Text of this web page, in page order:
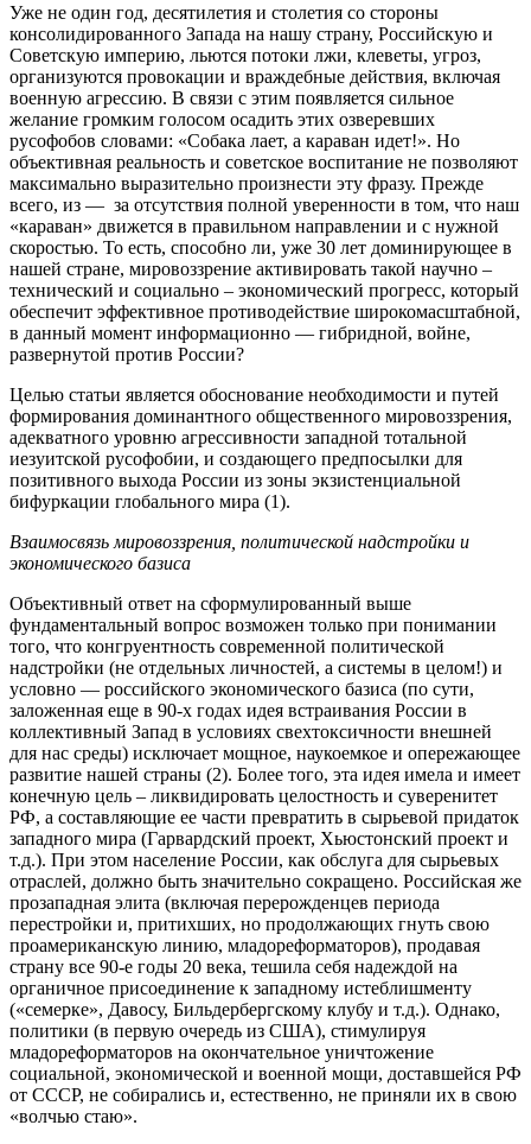
Уже не один год, десятилетия и столетия со стороны
консолидированного Запада на нашу страну, Российскую и
Советскую империю, льются потоки лжи, клеветы, угроз,
организуются провокации и враждебные действия, включая
военную агрессию. В связи с этим появляется сильное
желание громким голосом осадить этих озверевших
русофобов словами: «Собака лает, а караван идет!». Но
объективная реальность и советское воспитание не позволяют
максимально выразительно произнести эту фразу. Прежде
всего, из — за отсутствия полной уверенности в том, что наш
«караван» движется в правильном направлении и с нужной
скоростью. То есть, способно ли, уже 30 лет доминирующее в
нашей стране, мировоззрение активировать такой научно –
технический и социально – экономический прогресс, который
обеспечит эффективное противодействие широкомасштабной,
в данный момент информационно — гибридной, войне,
развернутой против России?
Целью статьи является обоснование необходимости и путей
формирования доминантного общественного мировоззрения,
адекватного уровню агрессивности западной тотальной
иезуитской русофобии, и создающего предпосылки для
позитивного выхода России из зоны экзистенциальной
бифуркации глобального мира (1).
Взаимосвязь мировоззрения, политической надстройки и
экономического базиса
Объективный ответ на сформулированный выше
фундаментальный вопрос возможен только при понимании
того, что конгруентность современной политической
надстройки (не отдельных личностей, а системы в целом!) и
условно — российского экономического базиса (по сути,
заложенная еще в 90-х годах идея встраивания России в
коллективный Запад в условиях свехтоксичности внешней
для нас среды) исключает мощное, наукоемкое и опережающее
развитие нашей страны (2). Более того, эта идея имела и имеет
конечную цель – ликвидировать целостность и суверенитет
РФ, а составляющие ее части превратить в сырьевой придаток
западного мира (Гарвардский проект, Хьюстонский проект и
т.д.). При этом население России, как обслуга для сырьевых
отраслей, должно быть значительно сокращено. Российская же
прозападная элита (включая перерожденцев периода
перестройки и, притихших, но продолжающих гнуть свою
проамериканскую линию, младореформаторов), продавая
страну все 90-е годы 20 века, тешила себя надеждой на
органичное присоединение к западному истеблишменту
(«семерке», Давосу, Бильдербергскому клубу и т.д.). Однако,
политики (в первую очередь из США), стимулируя
младореформаторов на окончательное уничтожение
социальной, экономической и военной мощи, доставшейся РФ
от СССР, не собирались и, естественно, не приняли их в свою
«волчью стаю».